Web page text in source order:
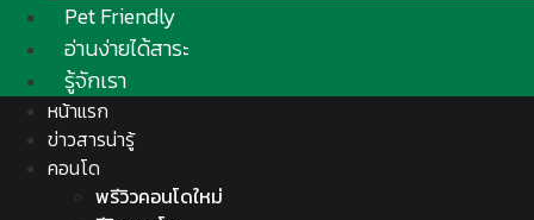
Pet Friendly
อ่านง่ายได้สาระ
รู้จักเรา
หน้าแรก
ข่าวสารน่ารู้
คอนโด
พรีวิวคอนโดใหม่